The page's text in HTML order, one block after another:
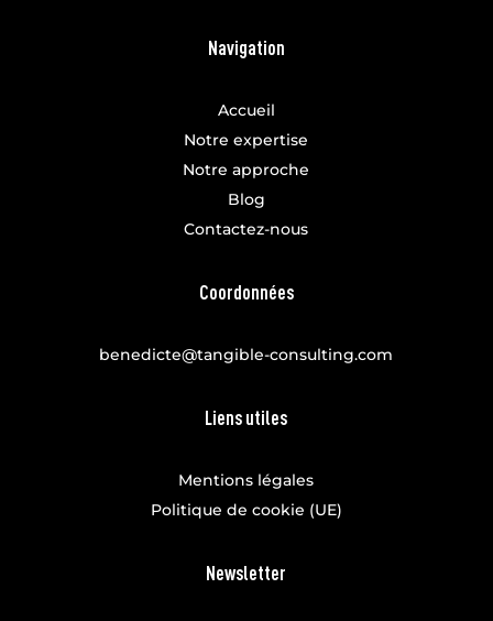
Navigation
Accueil
Notre expertise
Notre approche
Blog
Contactez-nous
Coordonnées
benedicte@tangible-consulting.com
Liens utiles
Mentions légales
Politique de cookie (UE)
Newsletter